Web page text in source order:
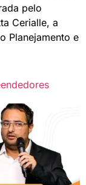
pelo
Cerialle, a
Planejamento e